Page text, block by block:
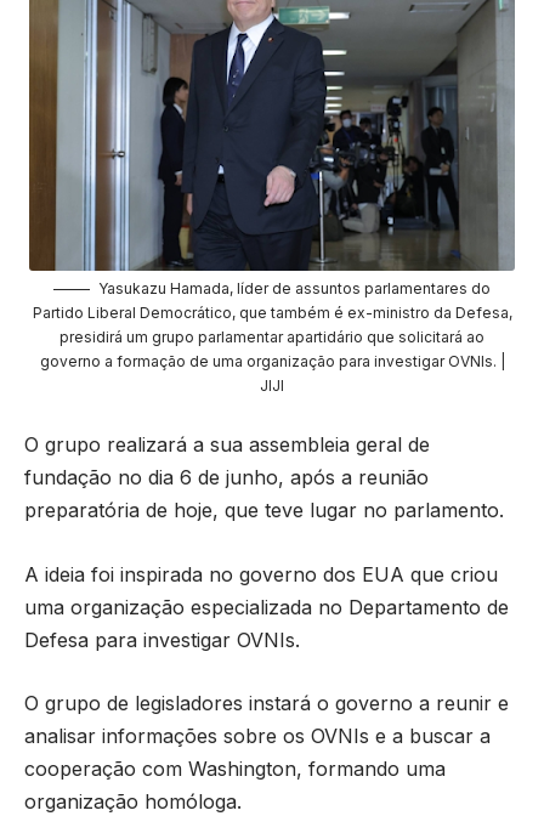
Yasukazu Hamada, líder de assuntos parlamentares do
Partido Liberal Democrático, que também é ex-ministro da Defesa,
presidirá um grupo parlamentar apartidário que solicitará ao
governo a formação de uma organização para investigar OVNIs. |
JIJI
O grupo realizará a sua assembleia geral de
fundação no dia 6 de junho, após a reunião
preparatória de hoje, que teve lugar no parlamento.
A ideia foi inspirada no governo dos EUA que criou
uma organização especializada no Departamento de
Defesa para investigar OVNIs.
O grupo de legisladores instará o governo a reunir e
analisar informações sobre os OVNIs e a buscar a
cooperação com Washington, formando uma
organização homóloga.